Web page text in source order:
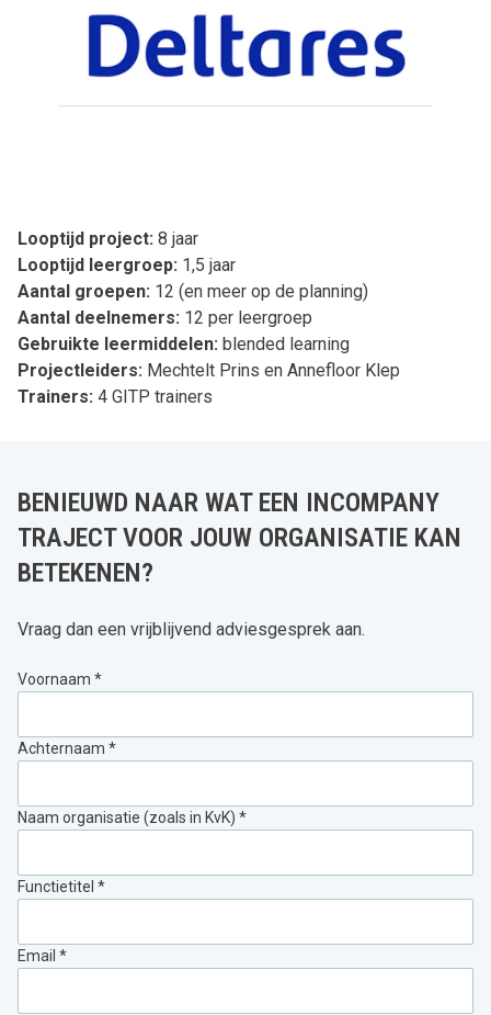
Looptijd project: 8 jaar
Looptijd leergroep: 1,5 jaar
Aantal groepen: 12 (en meer op de planning)
Aantal deelnemers: 12 per leergroep
Gebruikte leermiddelen: blended learning
Projectleiders: Mechtelt Prins en Annefloor Klep
Trainers: 4 GITP trainers
BENIEUWD NAAR WAT EEN INCOMPANY
TRAJECT VOOR JOUW ORGANISATIE KAN
BETEKENEN?
Vraag dan een vrijblijvend adviesgesprek aan.
Voornaam *
Achternaam *
Naam organisatie (zoals in KvK) *
Functietitel *
Email *